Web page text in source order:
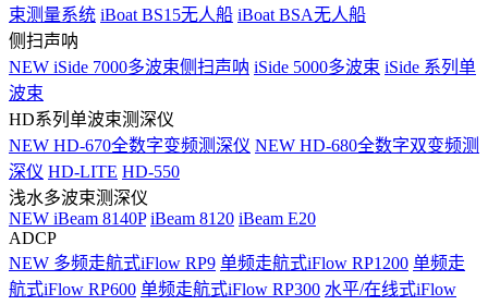
束测量系统 iBoat BS15无人船 iBoat BSA无人船
侧扫声呐
NEW iSide 7000多波束侧扫声呐 iSide 5000多波束 iSide 系列单
波束
HD系列单波束测深仪
NEW HD-670全数字变频测深仪 NEW HD-680全数字双变频测
深仪 HD-LITE HD-550
浅水多波束测深仪
NEW iBeam 8140P iBeam 8120 iBeam E20
ADCP
NEW 多频走航式iFlow RP9 单频走航式iFlow RP1200 单频走
航式iFlow RP600 单频走航式iFlow RP300 水平/在线式iFlow